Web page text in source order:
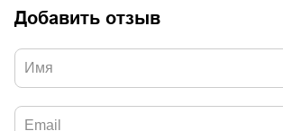
Добавить отзыв